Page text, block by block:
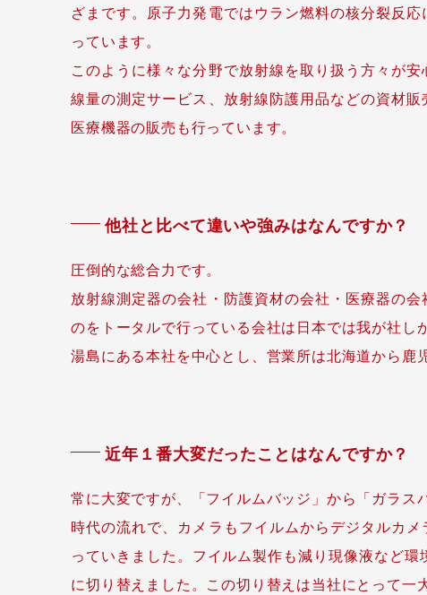
ざまです。原子力発電ではウラン燃料の核分裂反
っています。
このように様々な分野で放射線を取り扱う方々が
線量の測定サービス、放射線防護用品などの資材
医療機器の販売も行っています。
他社と比べて違いや強みはなんですか？
圧倒的な総合力です。
放射線測定器の会社・防護資材の会社・医療器の
のをトータルで行っている会社は日本では我が社し
湯島にある本社を中心とし、営業所は北海道から鹿
近年１番大変だったことはなんですか？
常に大変ですが、「フイルムバッジ」から「ガラス
時代の流れで、カメラもフイルムからデジタルカ
っていきました。フイルム製作も減り現像液など
に切り替えました。この切り替えは当社にとって一